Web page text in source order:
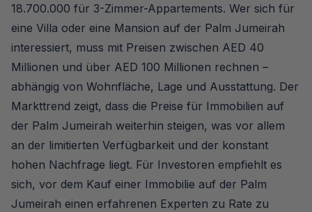
18.700.000 für 3-Zimmer-Appartements. Wer sich für
eine Villa oder eine Mansion auf der Palm Jumeirah
interessiert, muss mit Preisen zwischen AED 40
Millionen und über AED 100 Millionen rechnen –
abhängig von Wohnfläche, Lage und Ausstattung. Der
Markttrend zeigt, dass die Preise für Immobilien auf
der Palm Jumeirah weiterhin steigen, was vor allem
an der limitierten Verfügbarkeit und der konstant
hohen Nachfrage liegt. Für Investoren empfiehlt es
sich, vor dem Kauf einer Immobilie auf der Palm
Jumeirah einen erfahrenen Experten zu Rate zu